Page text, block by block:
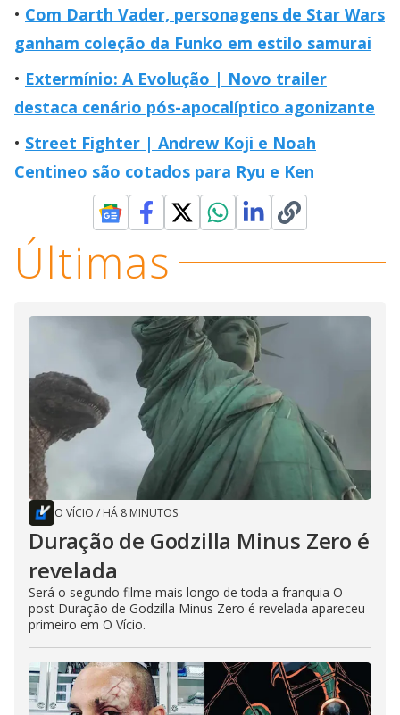
Com Darth Vader, personagens de Star Wars
ganham coleção da Funko em estilo samurai
Extermínio: A Evolução | Novo trailer
destaca cenário pós-apocalíptico agonizante
Street Fighter | Andrew Koji e Noah
Centineo são cotados para Ryu e Ken
Últimas
O VÍCIO / HÁ 8 MINUTOS
Duração de Godzilla Minus Zero é
revelada
Será o segundo filme mais longo de toda a franquia O
post Duração de Godzilla Minus Zero é revelada apareceu
primeiro em O Vício.